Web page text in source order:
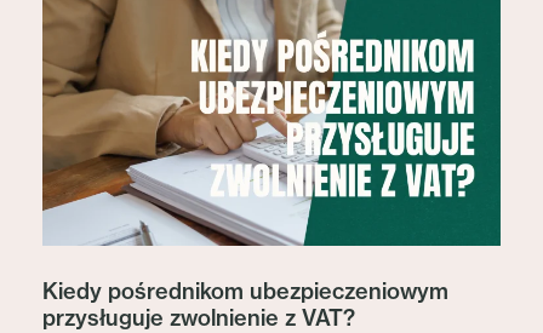
Kiedy pośrednikom ubezpieczeniowym
przysługuje zwolnienie z VAT?